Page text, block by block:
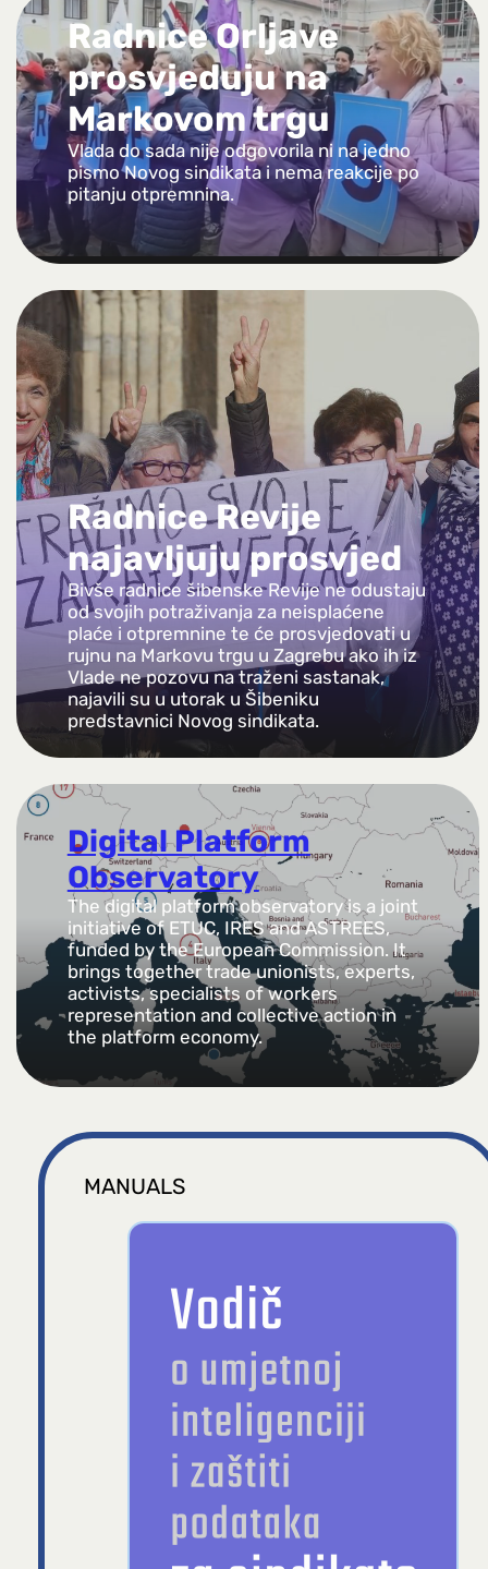
Radnice Orljave
prosvjeduju na
Markovom trgu
Vlada do sada nije odgovorila ni na jedno
pismo Novog sindikata i nema reakcije po
pitanju otpremnina.
Radnice Revije
najavljuju prosvjed
Bivše radnice šibenske Revije ne odustaju
od svojih potraživanja za neisplaćene
plaće i otpremnine te će prosvjedovati u
rujnu na Markovu trgu u Zagrebu ako ih iz
Vlade ne pozovu na traženi sastanak,
najavili su u utorak u Šibeniku
predstavnici Novog sindikata.
Digital Platform
Observatory
The digital platform observatory is a joint
initiative of ETUC, IRES and ASTREES,
funded by the European Commission. It
brings together trade unionists, experts,
activists, specialists of workers
representation and collective action in
the platform economy.
MANUALS